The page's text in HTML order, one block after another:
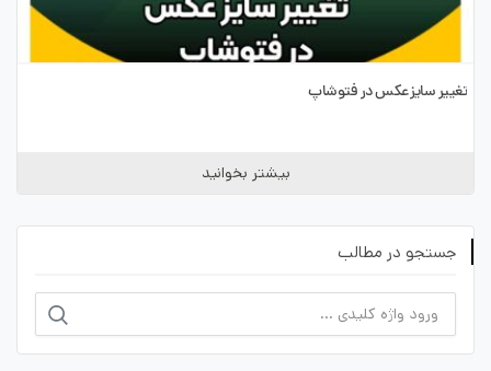
تغییر سایز عکس در فتوشاپ
بیشتر بخوانید
جستجو در مطالب